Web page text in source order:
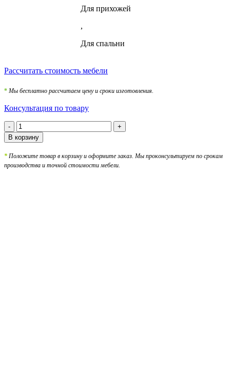
Для прихожей
,
Для спальни
Рассчитать стоимость мебели
* Мы бесплатно рассчитаем цену и сроки изготовления.
Консультация по товару
Количество
товара
Корпусный
купе
В корзину
* Положите товар в корзину и оформите заказ. Мы проконсультируем по срокам
производства и точной стоимости мебели.